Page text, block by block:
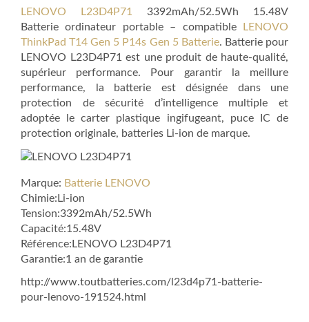
LENOVO L23D4P71
3392mAh/52.5Wh 15.48V
Batterie ordinateur portable – compatible
LENOVO
ThinkPad T14 Gen 5 P14s Gen 5 Batterie. Batterie pour
LENOVO L23D4P71 est une produit de haute-qualité,
supérieur performance. Pour garantir la meillure
performance, la batterie est désignée dans une
protection de sécurité d’intelligence multiple et
adoptée le carter plastique ingifugeant, puce IC de
protection originale, batteries Li-ion de marque.
Marque: Batterie LENOVO
Chimie:Li-ion
Tension:3392mAh/52.5Wh
Capacité:15.48V
Référence:LENOVO L23D4P71
Garantie:1 an de garantie
http://www.toutbatteries.com/l23d4p71-batterie-
pour-lenovo-191524.html